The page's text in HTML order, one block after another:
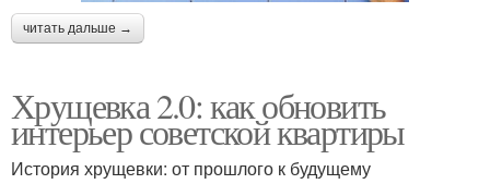
читать дальше →
Хрущевка 2.0: как обновить
интерьер советской квартиры
История хрущевки: от прошлого к будущему